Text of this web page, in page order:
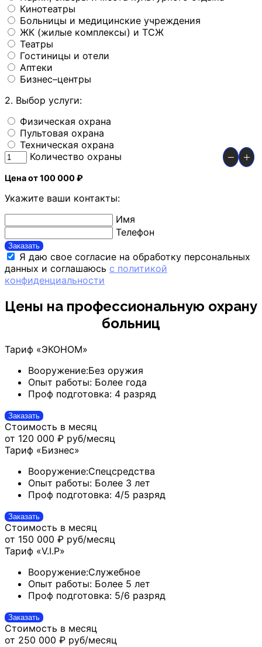
Кинотеатры
Больницы и медицинские учреждения
ЖК (жилые комплексы) и ТСЖ
Театры
Гостиницы и отели
Аптеки
Бизнес–центры
2. Выбор услуги:
Физическая охрана
Пультовая охрана
Техническая охрана
Количество охраны
Цена от 100 000 ₽
Укажите ваши контакты:
Имя
Телефон
Заказать
Я даю свое согласие на обработку персональных
данных и соглашаюсь с политикой
конфиденциальности
Цены на профессиональную охрану
больниц
Тариф «ЭКОНОМ»
Вооружение:Без оружия
Опыт работы: Более года
Проф подготовка: 4 разряд
Заказать
Стоимость в месяц
от 120 000 ₽ руб/месяц
Тариф «Бизнес»
Вооружение:Спецсредства
Опыт работы: Более 3 лет
Проф подготовка: 4/5 разряд
Заказать
Стоимость в месяц
от 150 000 ₽ руб/месяц
Тариф «V.I.P»
Вооружение:Служебное
Опыт работы: Более 5 лет
Проф подготовка: 5/6 разряд
Заказать
Стоимость в месяц
от 250 000 ₽ руб/месяц